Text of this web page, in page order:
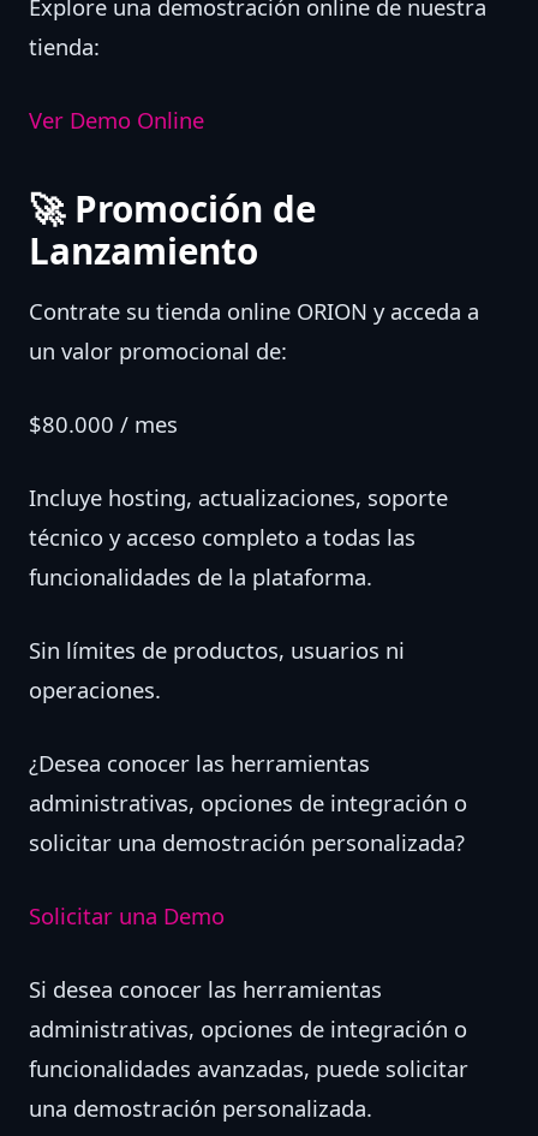
Explore una demostración online de nuestra
tienda:
Ver Demo Online
🚀 Promoción de
Lanzamiento
Contrate su tienda online ORION y acceda a
un valor promocional de:
$80.000 / mes
Incluye hosting, actualizaciones, soporte
técnico y acceso completo a todas las
funcionalidades de la plataforma.
Sin límites de productos, usuarios ni
operaciones.
¿Desea conocer las herramientas
administrativas, opciones de integración o
solicitar una demostración personalizada?
Solicitar una Demo
Si desea conocer las herramientas
administrativas, opciones de integración o
funcionalidades avanzadas, puede solicitar
una demostración personalizada.